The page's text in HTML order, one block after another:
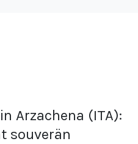
Arzachena (ITA):
souverän